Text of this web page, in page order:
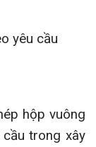
yêu cầu
hộp vuông
trong xây